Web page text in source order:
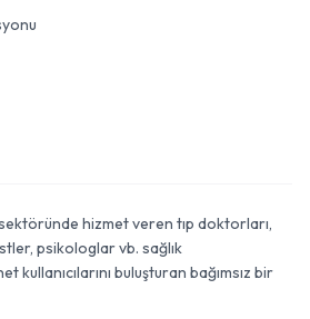
hizmet veren tıp doktorları,
psikologlar vb. sağlık
buluşturan bağımsız bir